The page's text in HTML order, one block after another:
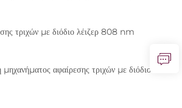
τριχών με διόδιο λέιζερ 808 nm
αφαίρεσης τριχών με διόδιο